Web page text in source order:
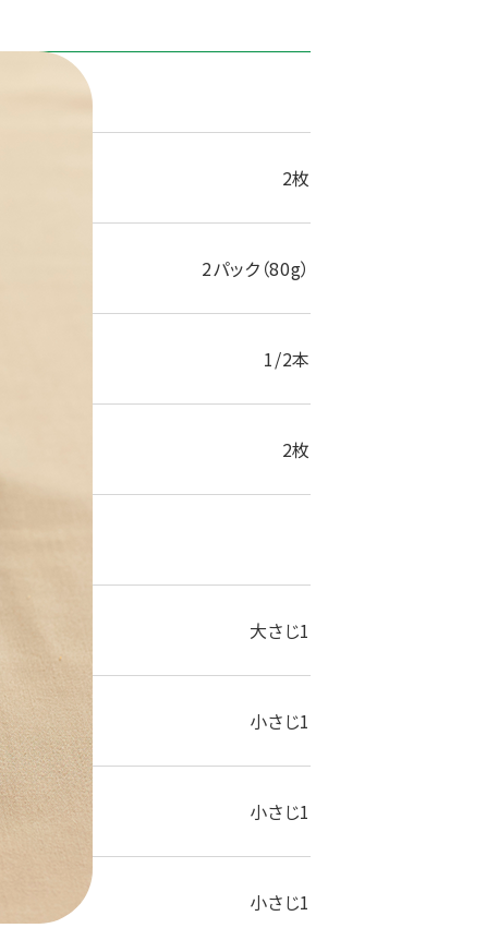
2枚
2パック（80g）
1/2本
2枚
大さじ1
小さじ1
小さじ1
小さじ1